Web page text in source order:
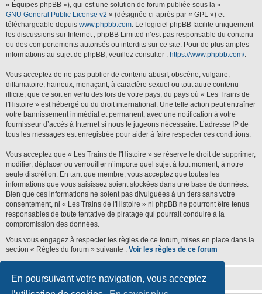
En poursuivant votre navigation, vous acceptez
« Équipes phpBB »), qui est une solution de forum publiée sous la «
GNU General Public License v2 » (désignée ci-après par « GPL ») et
téléchargeable depuis www.phpbb.com. Le logiciel phpBB facilite uniquement
les discussions sur Internet ; phpBB Limited n’est pas responsable du contenu
ou des comportements autorisés ou interdits sur ce site. Pour de plus amples
informations au sujet de phpBB, veuillez consulter : https://www.phpbb.com/.
Vous acceptez de ne pas publier de contenu abusif, obscène, vulgaire,
diffamatoire, haineux, menaçant, à caractère sexuel ou tout autre contenu
illicite, que ce soit en vertu des lois de votre pays, du pays où « Les Trains de
l'Histoire » est hébergé ou du droit international. Une telle action peut entraîner
votre bannissement immédiat et permanent, avec une notification à votre
fournisseur d’accès à Internet si nous le jugeons nécessaire. L’adresse IP de
tous les messages est enregistrée pour aider à faire respecter ces conditions.
Vous acceptez que « Les Trains de l'Histoire » se réserve le droit de supprimer,
modifier, déplacer ou verrouiller n’importe quel sujet à tout moment, à notre
seule discrétion. En tant que membre, vous acceptez que toutes les
informations que vous saisissez soient stockées dans une base de données.
Bien que ces informations ne soient pas divulguées à un tiers sans votre
consentement, ni « Les Trains de l'Histoire » ni phpBB ne pourront être tenus
responsables de toute tentative de piratage qui pourrait conduire à la
compromission des données.
Vous vous engagez à respecter les règles de ce forum, mises en place dans la
section « Règles du forum » suivante : Voir les règles de ce forum